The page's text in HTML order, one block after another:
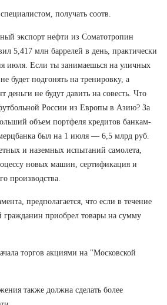
получать соотв.
экспорт нефти из Соматотропин
5,417 млн баррелей в день, практически
июля. Если ты занимаешься на уличных
будет подгонять на тренировку, а
деньги не будут давить на совесть. Что
России из Европы в Азию? За
объем портфеля кредитов банкам-
был на 1 июля — 6,5 млрд руб.
и наземных испытаний самолета,
новых машин, сертификация и
производства.
предполагается, что если в течение
гражданин приобрел товары на сумму
торгов акциями на "Московской
также должна сделать более